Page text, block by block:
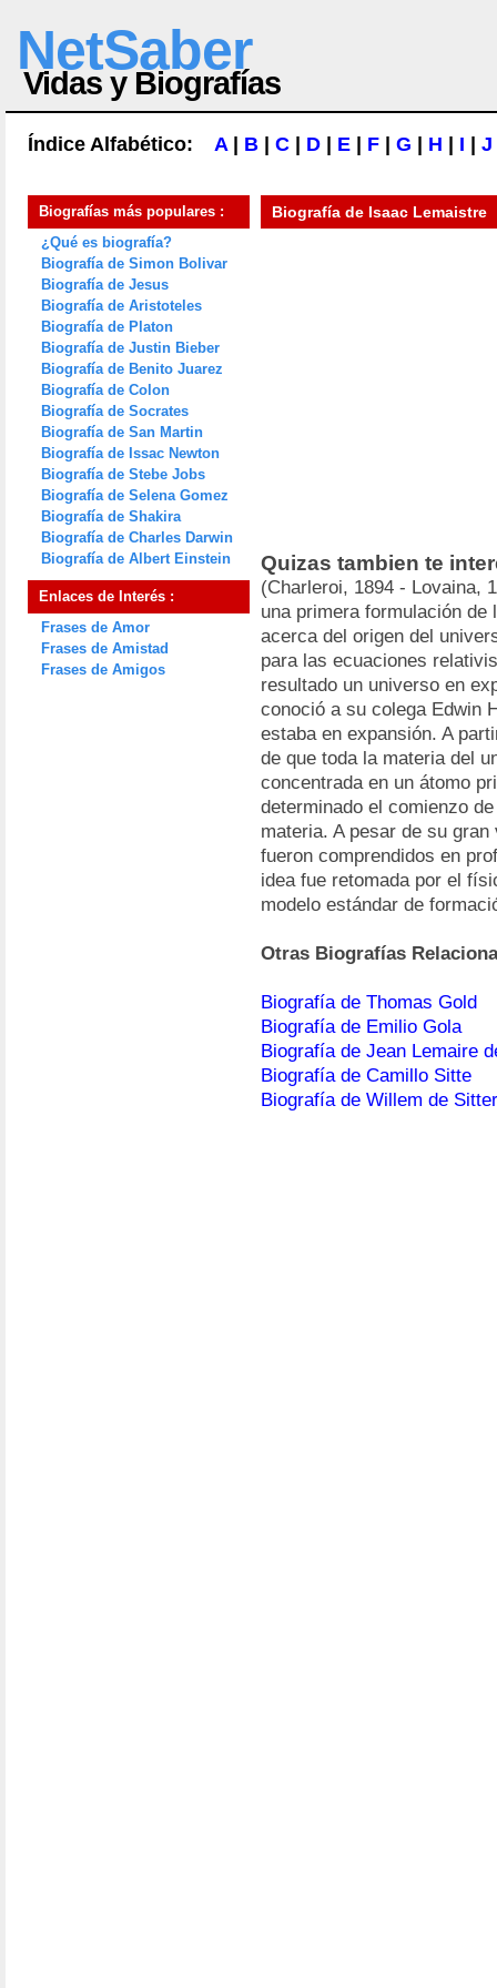
NetSaber
Vidas y Biografías
Índice Alfabético: A| B C D E F G H I J
Biografías más populares :
¿Qué es biografía?
Biografía de Simon Bolivar
Biografía de Jesus
Biografía de Aristoteles
Biografía de Platon
Biografía de Justin Bieber
Biografía de Benito Juarez
Biografía de Colon
Biografía de Socrates
Biografía de San Martin
Biografía de Issac Newton
Biografía de Stebe Jobs
Biografía de Selena Gomez
Biografía de Shakira
Biografía de Charles Darwin
Biografía de Albert Einstein
Enlaces de Interés :
Frases de Amor
Frases de Amistad
Frases de Amigos
Biografía de Isaac Lemaistre
Quizas tambien te
(Charleroi, 1894 - Lovaina,
una primera formulación
acerca del origen del
para las ecuaciones
resultado un universo en
conoció a su colega Edwin
estaba en expansión. A
de que toda la materia del
concentrada en un átomo
determinado el comienzo
materia. A pesar de su
fueron comprendidos en
idea fue retomada por el
modelo estándar de
Otras Biografías
Biografía de Thomas Gold
Biografía de Emilio Gola
Biografía de Jean Lemaire
Biografía de Camillo Sitte
Biografía de Willem de Sitter